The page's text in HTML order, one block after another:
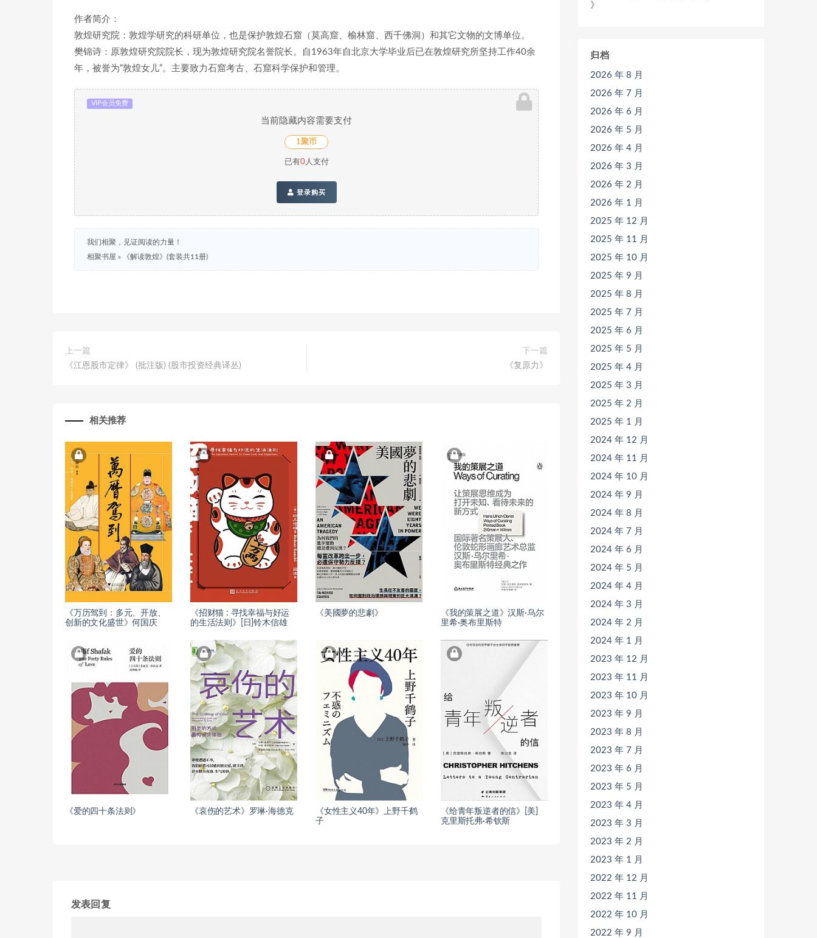
作者简介：
敦煌研究院：敦煌学研究的科研单位，也是保护敦煌石窟（莫高窟、榆林窟、西千佛洞）和其它文物的文博单位。
樊锦诗：原敦煌研究院院长，现为敦煌研究院名誉院长。自1963年自北京大学毕业后已在敦煌研究所坚持工作40余
年，被誉为“敦煌女儿”。主要致力石窟考古、石窟科学保护和管理。
VIP会员免费
当前隐藏内容需要支付
1聚币
已有0人支付
登录购买
我们相聚，见证阅读的力量！
相聚书屋 » 《解读敦煌》(套装共11册)
上一篇
《江恩股市定律》 (批注版) (股市投资经典译丛)
下一篇
《复原力》
相关推荐
《万历驾到：多元、开放、
创新的文化盛世》何国庆
《招财猫 : 寻找幸福与好运
的生活法则》[日]铃木信雄
《美國夢的悲劇》
《我的策展之道》汉斯·乌尔
里希·奥布里斯特
《爱的四十条法则》 《哀伤的艺术》罗琳·海德克
《女性主义40年》上野千鹤
子
《给青年叛逆者的信》[美]
克里斯托弗·希钦斯
发表回复
》
归档
2026 年 8 月
2026 年 7 月
2026 年 6 月
2026 年 5 月
2026 年 4 月
2026 年 3 月
2026 年 2 月
2026 年 1 月
2025 年 12 月
2025 年 11 月
2025 年 10 月
2025 年 9 月
2025 年 8 月
2025 年 7 月
2025 年 6 月
2025 年 5 月
2025 年 4 月
2025 年 3 月
2025 年 2 月
2025 年 1 月
2024 年 12 月
2024 年 11 月
2024 年 10 月
2024 年 9 月
2024 年 8 月
2024 年 7 月
2024 年 6 月
2024 年 5 月
2024 年 4 月
2024 年 3 月
2024 年 2 月
2024 年 1 月
2023 年 12 月
2023 年 11 月
2023 年 10 月
2023 年 9 月
2023 年 8 月
2023 年 7 月
2023 年 6 月
2023 年 5 月
2023 年 4 月
2023 年 3 月
2023 年 2 月
2023 年 1 月
2022 年 12 月
2022 年 11 月
2022 年 10 月
2022 年 9 月